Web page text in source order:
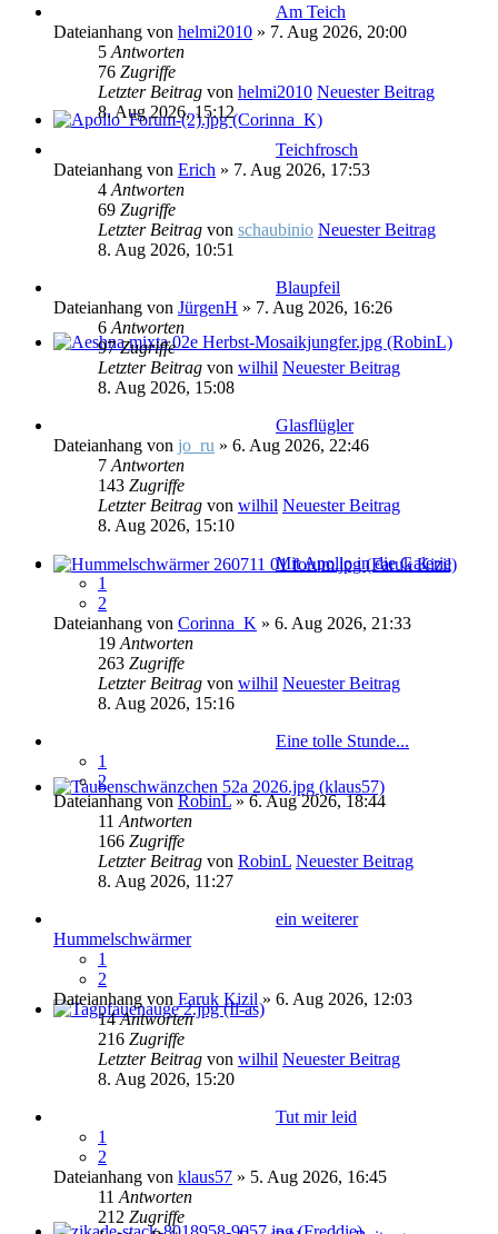
Am Teich
Dateianhang von helmi2010 » 7. Aug 2026, 20:00
5 Antworten
76 Zugriffe
Letzter Beitrag von helmi2010 Neuester Beitrag
8. Aug 2026, 15:12
Teichfrosch
Dateianhang von Erich » 7. Aug 2026, 17:53
4 Antworten
69 Zugriffe
Letzter Beitrag von schaubinio Neuester Beitrag
8. Aug 2026, 10:51
Blaupfeil
Dateianhang von JürgenH » 7. Aug 2026, 16:26
6 Antworten
97Zugriffe
Letzter Beitrag von wilhil Neuester Beitrag
8. Aug 2026, 15:08
Glasflügler
Dateianhang von jo_ru » 6. Aug 2026, 22:46
7 Antworten
143 Zugriffe
Letzter Beitrag von wilhil Neuester Beitrag
8. Aug 2026, 15:10
Mit Apollo in die Galerie
1
2
Dateianhang von Corinna_K » 6. Aug 2026, 21:33
19 Antworten
263 Zugriffe
Letzter Beitrag von wilhil Neuester Beitrag
8. Aug 2026, 15:16
Eine tolle Stunde...
1
2
DateianhangvonRobinL» 6. Aug 2026, 18:44
11 Antworten
166 Zugriffe
Letzter Beitrag von RobinL Neuester Beitrag
8. Aug 2026, 11:27
ein weiterer
Hummelschwärmer
1
2
Dateianhang von Faruk Kizil» 6. Aug 2026, 12:03
14Antworten
216 Zugriffe
Letzter Beitrag von wilhil Neuester Beitrag
8. Aug 2026, 15:20
Tut mir leid
1
2
Dateianhang von klaus57 » 5. Aug 2026, 16:45
11 Antworten
212 Zugriffe